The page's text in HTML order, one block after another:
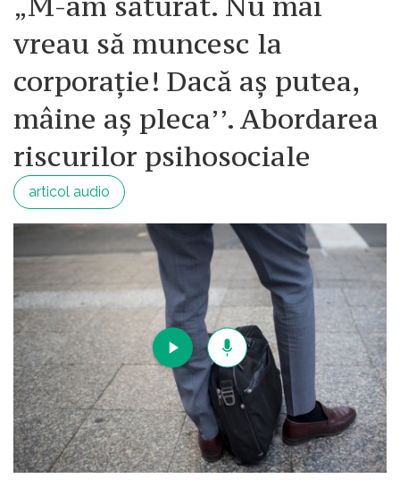
istorie noastra se va pierde si-i mare pacat.
vreau să muncesc la
corporație! Dacă aș putea,
mâine aș pleca’’. Abordarea
riscurilor psihosociale
articol audio